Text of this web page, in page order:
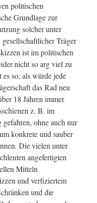
politischen
Grundlage zur
solcher unter
Träger
ist im politischen
nicht so arg viel zu
so, als würde jede
das Rad neu
18 Jahren immer
z. B. im
ohne auch nur
konkrete und sauber
Die vielen unter
angefertigten
Mitteln
und verfiziertem
und die